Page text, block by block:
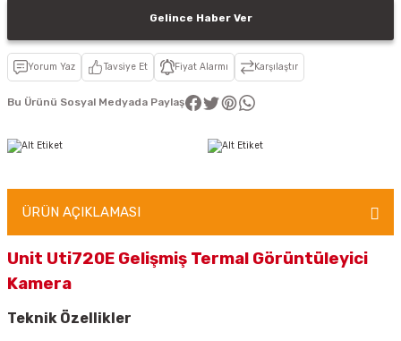
Gelince Haber Ver
Yorum Yaz Tavsiye Et Fiyat Alarmı Karşılaştır
Bu Ürünü Sosyal Medyada Paylaş
ÜRÜN AÇIKLAMASI
Unit Uti720E Gelişmiş Termal Görüntüleyici
Kamera
Teknik Özellikler